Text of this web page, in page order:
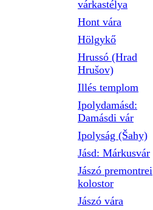
várkastélya
Hont vára
Hölgykő
Hrussó (Hrad
Hrušov)
Illés templom
Ipolydamásd:
Damásdi vár
Ipolyság (Šahy)
Jásd: Márkusvár
Jászó premontrei
kolostor
Jászó vára